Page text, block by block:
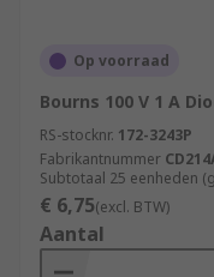
Op voorraad
Bourns 100 V 1 A
RS-stocknr. 172-3243P
Fabrikantnummer
Subtotaal 25 eenheden
€ 6,75(excl. BTW)
Aantal